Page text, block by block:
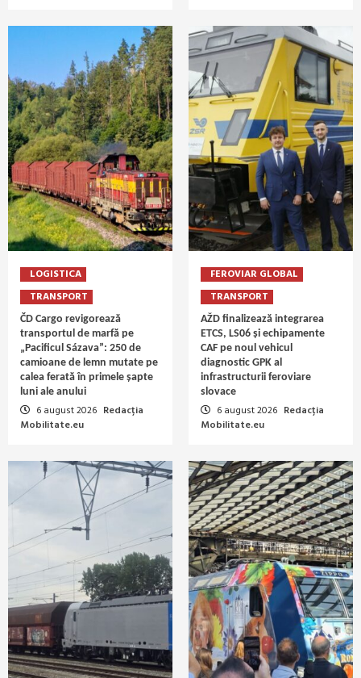
LOGISTICA
TRANSPORT
ČD Cargo revigorează
transportul de marfă pe
„Pacificul Sázava”: 250 de
camioane de lemn mutate pe
calea ferată în primele șapte
luni ale anului
6 august 2026 Redacția
Mobilitate.eu
FEROVIAR GLOBAL
TRANSPORT
AŽD finalizează integrarea
ETCS, LS06 și echipamente
CAF pe noul vehicul
diagnostic GPK al
infrastructurii feroviare
slovace
6 august 2026 Redacția
Mobilitate.eu